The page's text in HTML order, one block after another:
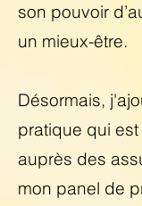
son pouvoir
un mieux-être.
Désormais,
pratique qui
auprès des
mon panel de